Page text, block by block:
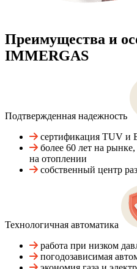
Преимущества и
IMMERGAS
Подтвержденная надежность
сертификация TUV и
более 60 лет на
на отоплении
собственный центр
Технологичная автоматика
работа при низком
погодозависимая